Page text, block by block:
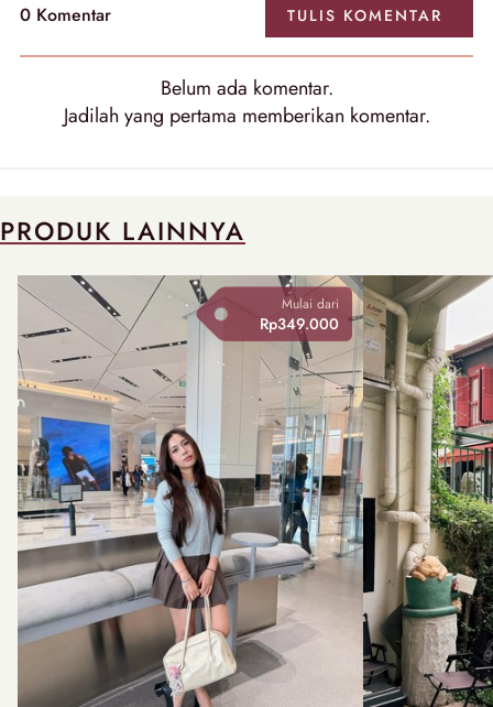
0 Komentar TULIS KOMENTAR
Belum ada komentar.
Jadilah yang pertama memberikan komentar.
PRODUK LAINNYA
Mulai dari
Rp349.000